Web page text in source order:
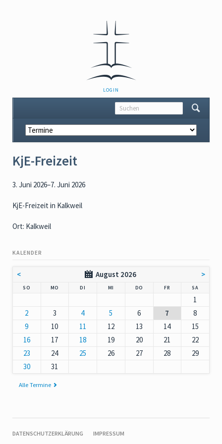
NAVIGATION
ÜBERSPRINGEN
LOGIN
Navigation
überspringen
KjE-Freizeit
3. Juni 2026–7. Juni 2026
KjE-Freizeit in Kalkweil
Ort: Kalkweil
KALENDER
< August 2026 >
SO MO DI MI DO NNERSTAG
FR SAMSTAG
1
2
3 4 5 6 7
8
9
10 11 12 13 14
15
16
17 18 19 20 21
22
23
24 25 26 27 28
29
30
31
Alle Termine
NAVIGATION
DATENSCHUTZERKLÄRUNG IMPRESSUM